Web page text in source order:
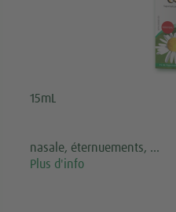
15mL
nasale, éternuements, …
Plus d'info